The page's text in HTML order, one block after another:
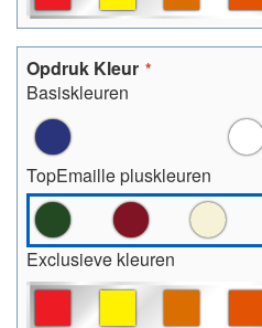
Opdruk Kleur
Basiskleuren
TopEmaille pluskleuren
Exclusieve kleuren